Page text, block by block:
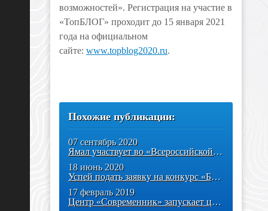
возможностей». Регистрация на участие в
«ТопБЛОГ» проходит до 15 января 2021
года на официальном
сайте: www.topblog2020.ru.
Похожие публикации:
07 сентябрь 2020
Ямал участвует во «Всероссийской студенческой весне – весне Победы»
18 июнь 2020
Успей подать заявку на конкурс «Большая перемена»
17 февраль 2019
Центр «Современник» запускает цикл мероприятий «Успешные люди рядом»!